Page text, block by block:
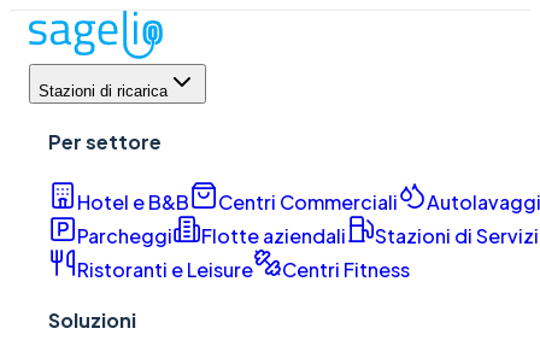
Stazioni di ricarica
Per settore
Hotel e B&B Centri Commerciali
Autolavaggi
Parcheggi
Flotte aziendali
Stazioni di
Ristoranti e Leisure
Centri Fitness
Soluzioni